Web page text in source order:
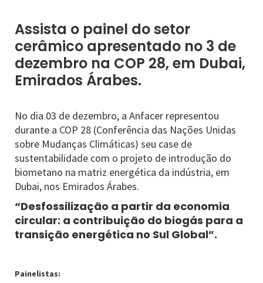
Assista o painel do setor
cerâmico apresentado no 3 de
dezembro na COP 28, em Dubai,
Emirados Árabes.
No dia 03 de dezembro, a Anfacer representou
durante a COP 28 (Conferência das Nações Unidas
sobre Mudanças Climáticas) seu case de
sustentabilidade com o projeto de introdução do
biometano na matriz energética da indústria, em
Dubai, nos Emirados Árabes.
“Desfossilização a partir da economia
circular: a contribuição do biogás para a
transição energética no Sul Global”.
Painelistas: